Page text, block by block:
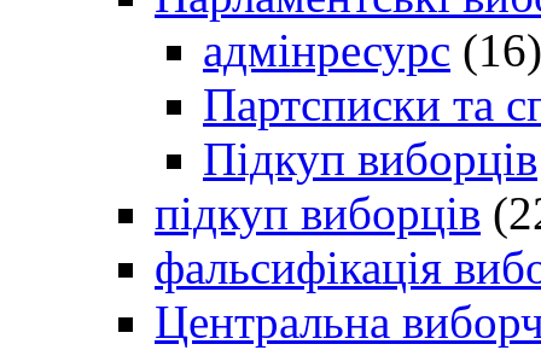
адмінресурс (16)
Партсписки та
Підкуп виборців
підкуп виборців
фальсифікація
Центральна